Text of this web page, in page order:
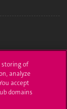
storing of
analyze
accept
domains